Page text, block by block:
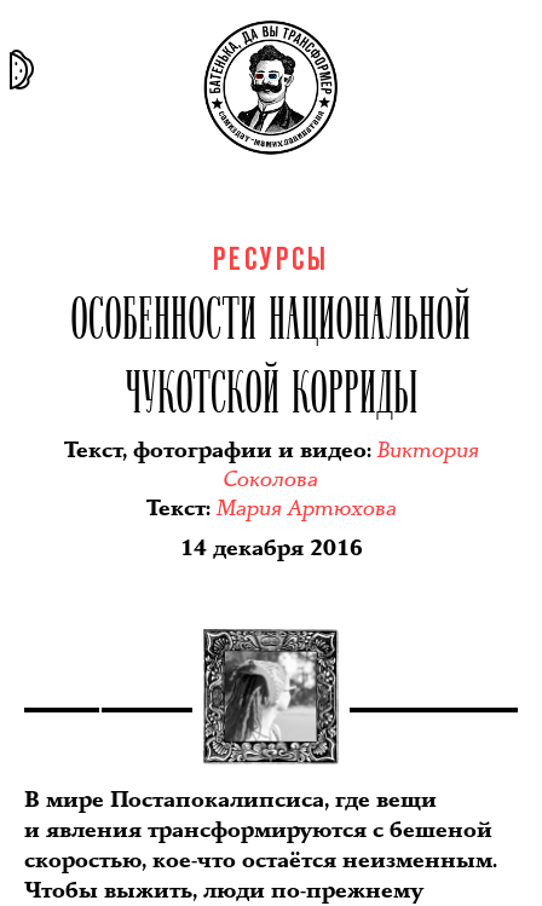
РЕСУРСЫ
ОСОБЕННОСТИ НАЦИОНАЛЬНОЙ
ЧУКОТСКОЙ КОРРИДЫ
Текст, фотографии и видео:Виктория
Соколова
Текст:Мария Артюхова
14 декабря 2016
В мире Постапокалипсиса, где вещи
и явления трансформируются с бешеной
скоростью, кое-что остаётся неизменным.
Чтобы выжить, люди по-прежнему